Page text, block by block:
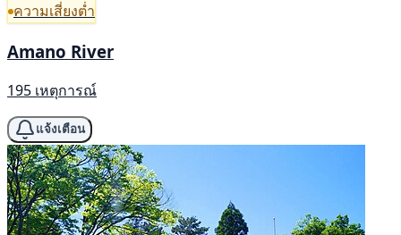
ความเสี่ยงต่ำ
Amano River
195 เหตุการณ์
แจ้งเตือน